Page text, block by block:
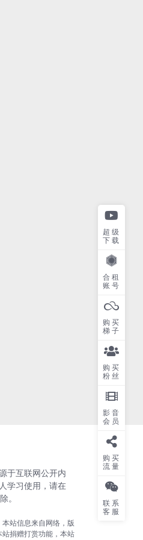
于互联网公开内
学习使用，请在
。
站信息来自网络，版
捐赠打赏功能，本站
超级
下载
合租
账号
购买
梯子
购买
粉丝
影音
会员
购买
流量
联系
客服